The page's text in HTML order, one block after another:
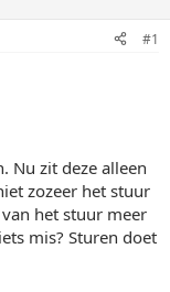
#1
Nu zit deze alleen
zozeer het stuur
het stuur meer
mis? Sturen doet